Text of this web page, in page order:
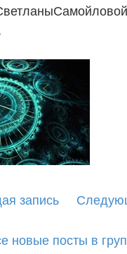
запись
новые посты в